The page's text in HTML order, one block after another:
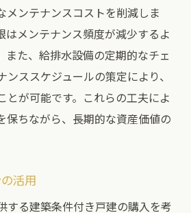
メンテナンスコストを削減しま
はメンテナンス頻度が減少するよ
また、給排水設備の定期的なチェ
ンススケジュールの策定により、
とが可能です。これらの工夫によ
保ちながら、長期的な資産価値の
活用
する建築条件付き戸建の購入を考